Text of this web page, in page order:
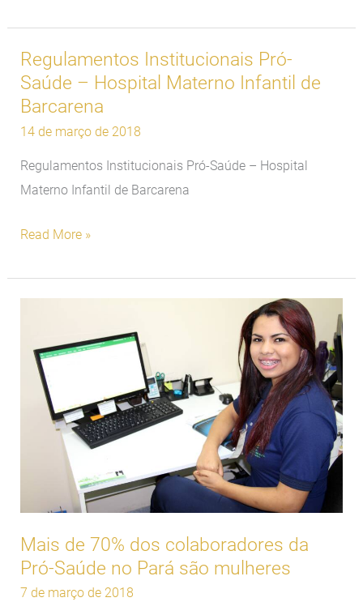
Regulamentos Institucionais Pró-
Saúde – Hospital Materno Infantil de
Barcarena
14 de março de 2018
Regulamentos Institucionais Pró-Saúde – Hospital
Materno Infantil de Barcarena
Regulamentos
Institucionais
Pró-
Saúde
Infantil
Barcarena
Read More »
Mais de 70% dos colaboradores da
Pró-Saúde no Pará são mulheres
7 de março de 2018
70%
dos
colaboradores
são
mulheres